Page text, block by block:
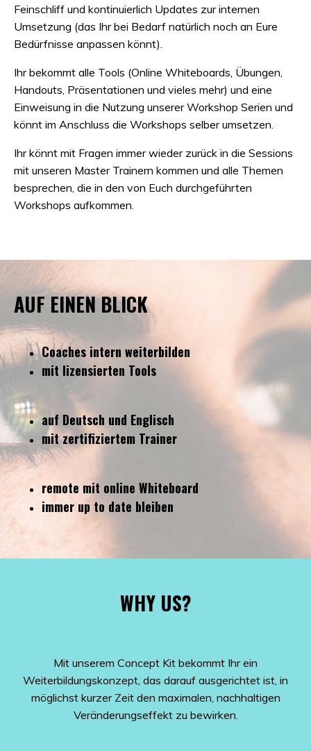
Feinschliff und kontinuierlich Updates zur internen
Umsetzung (das Ihr bei Bedarf natürlich noch an Eure
Bedürfnisse anpassen könnt).
Ihr bekommt alle Tools (Online Whiteboards, Übungen,
Handouts, Präsentationen und vieles mehr) und eine
Einweisung in die Nutzung unserer Workshop Serien und
könnt im Anschluss die Workshops selber umsetzen.
Ihr könnt mit Fragen immer wieder zurück in die Sessions
mit unseren Master Trainern kommen und alle Themen
besprechen, die in den von Euch durchgeführten
Workshops aufkommen.
AUF EINEN BLICK
Coaches intern weiterbilden
mit lizensierten Tools
auf Deutsch und Englisch
mit zertifiziertem Trainer
remote mit online Whiteboard
immer up to date bleiben
WHY US?
Mit unserem Concept Kit bekommt Ihr ein
Weiterbildungskonzept, das darauf ausgerichtet ist, in
möglichst kurzer Zeit den maximalen, nachhaltigen
Veränderungseffekt zu bewirken.